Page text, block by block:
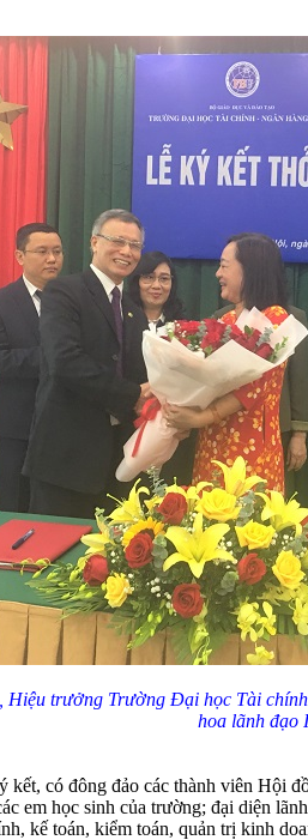
Hiệu trưởng Trường Đại học Tài
hoa lãnh đạo
kết, có đông đảo các thành viên Hội
em học sinh của trường; đại diện
kế toán, kiểm toán, quản trị kinh